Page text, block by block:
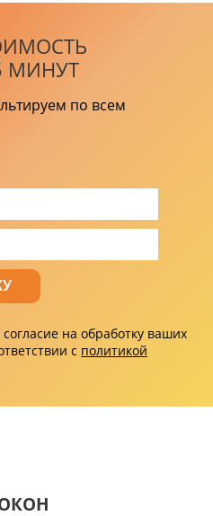
МИНУТ
по всем
на обработку ваших
с политикой